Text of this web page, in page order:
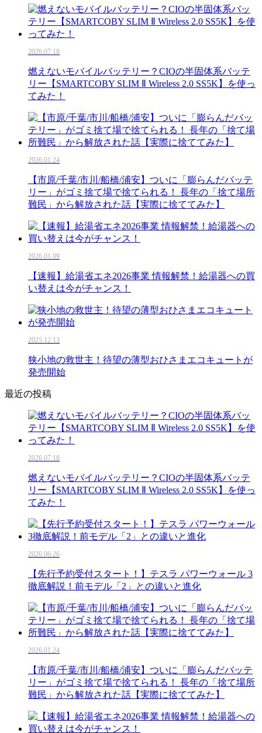
2026.07.18
燃えないモバイルバッテリー？CIOの半固体系バッテ
リー【SMARTCOBY SLIM Ⅱ Wireless 2.0 SS5K】を使っ
てみた！
2026.01.24
【市原/千葉/市川/船橋/浦安】ついに「膨らんだバッテ
リー」がゴミ捨て場で捨てられる！ 長年の「捨て場所
難民」から解放された話【実際に捨ててみた】
2026.01.09
【速報】給湯省エネ2026事業 情報解禁！給湯器への買
い替えは今がチャンス！
2025.12.13
狭小地の救世主！待望の薄型おひさまエコキュートが
発売開始
最近の投稿
2026.07.18
燃えないモバイルバッテリー？CIOの半固体系バッテ
リー【SMARTCOBY SLIM Ⅱ Wireless 2.0 SS5K】を使っ
てみた！
2026.06.26
【先行予約受付スタート！】テスラ パワーウォール 3
徹底解説！前モデル「2」との違いと進化
2026.01.24
【市原/千葉/市川/船橋/浦安】ついに「膨らんだバッテ
リー」がゴミ捨て場で捨てられる！ 長年の「捨て場所
難民」から解放された話【実際に捨ててみた】